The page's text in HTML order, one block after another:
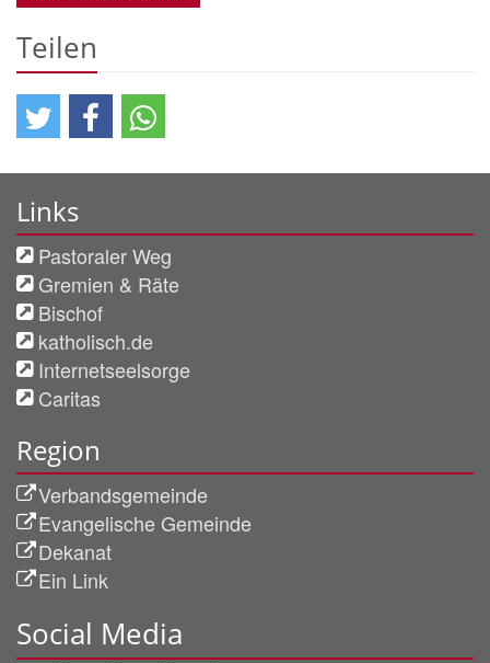
Teilen
Links
Pastoraler Weg
Gremien & Räte
Bischof
katholisch.de
Internetseelsorge
Caritas
Region
Verbandsgemeinde
Evangelische Gemeinde
Dekanat
Ein Link
Social Media